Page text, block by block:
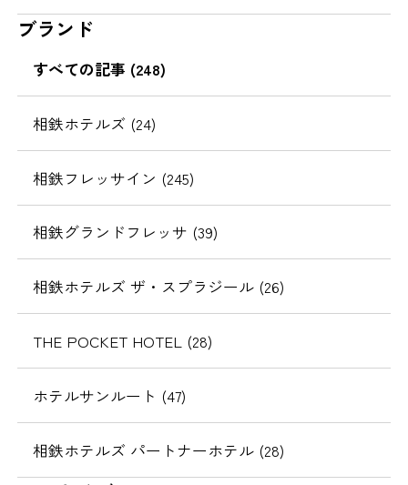
ブランド
すべての記事 (248)
相鉄ホテルズ (24)
相鉄フレッサイン (245)
相鉄グランドフレッサ (39)
相鉄ホテルズ ザ・スプラジール (26)
THE POCKET HOTEL (28)
ホテルサンルート (47)
相鉄ホテルズ パートナーホテル (28)